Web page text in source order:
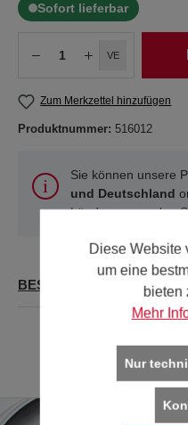
Sofort lieferbar
VE
Zum Merkzettel hinzufügen
Produktnummer: 516012
Sie können unsere
und Deutschland
Länder verwenden
BESCHREIBUNG
Diese Website
um eine
bieten
Mehr
Nur